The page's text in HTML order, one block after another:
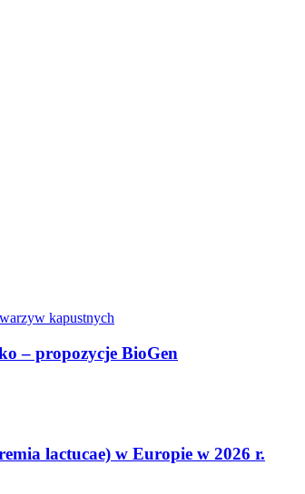
– propozycje BioGen
lactucae) w Europie w 2026 r.